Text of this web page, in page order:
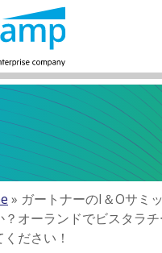
» ガートナーのI＆Oサミ
？オーランドでビスタラ
ださい！